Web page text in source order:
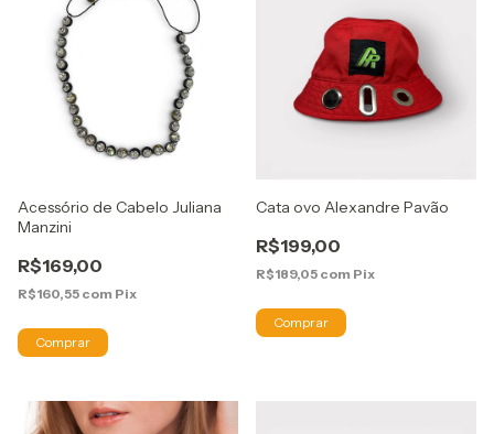
Acessório de Cabelo Juliana
Manzini
R$169,00
R$160,55 com Pix
Cata ovo Alexandre Pavão
R$199,00
R$189,05 com Pix